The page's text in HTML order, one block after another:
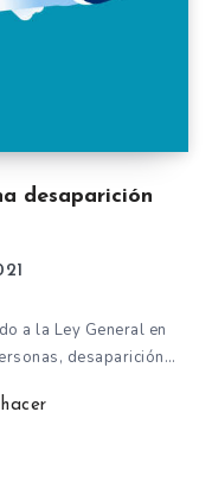
desaparición
a la Ley General en
desaparición…